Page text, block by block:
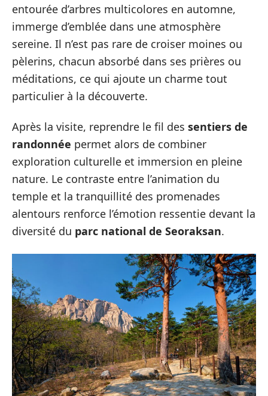
entourée d’arbres multicolores en automne,
immerge d’emblée dans une atmosphère
sereine. Il n’est pas rare de croiser moines ou
pèlerins, chacun absorbé dans ses prières ou
méditations, ce qui ajoute un charme tout
particulier à la découverte.
Après la visite, reprendre le fil des sentiers de
randonnée permet alors de combiner
exploration culturelle et immersion en pleine
nature. Le contraste entre l’animation du
temple et la tranquillité des promenades
alentours renforce l’émotion ressentie devant la
diversité du parc national de Seoraksan.